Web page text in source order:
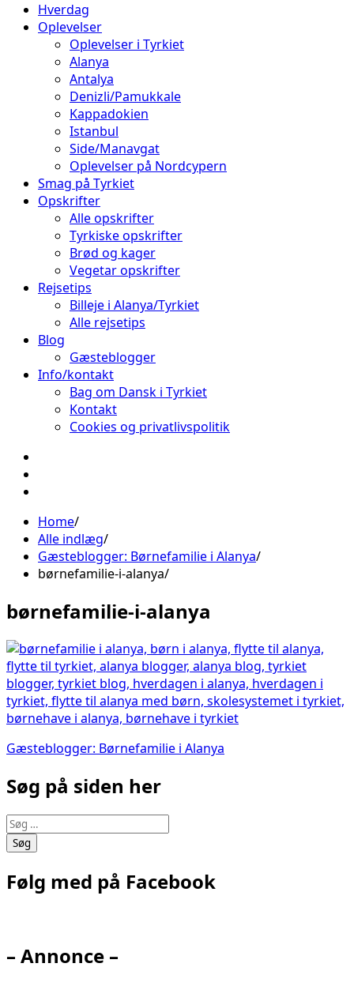
Hverdag
Oplevelser
Oplevelser i Tyrkiet
Alanya
Antalya
Denizli/Pamukkale
Kappadokien
Istanbul
Side/Manavgat
Oplevelser på Nordcypern
Smag på Tyrkiet
Opskrifter
Alle opskrifter
Tyrkiske opskrifter
Brød og kager
Vegetar opskrifter
Rejsetips
Billeje i Alanya/Tyrkiet
Alle rejsetips
Blog
Gæsteblogger
Info/kontakt
Bag om Dansk i Tyrkiet
Kontakt
Cookies og privatlivspolitik
Home
Alle indlæg
Gæsteblogger: Børnefamilie i Alanya
børnefamilie-i-alanya
børnefamilie-i-alanya
Indlægsnavigation
Gæsteblogger: Børnefamilie i Alanya
Søg på siden her
Søg
efter:
Følg med på Facebook
– Annonce –